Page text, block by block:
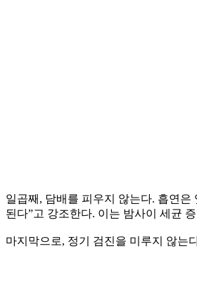
일곱째, 담배를 피우지 않는다. 흡연
된다”고 강조한다. 이는 밤사이 세균
마지막으로, 정기 검진을 미루지 않는